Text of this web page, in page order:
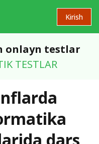
Kirish
onlayn testlar
TESTLAR